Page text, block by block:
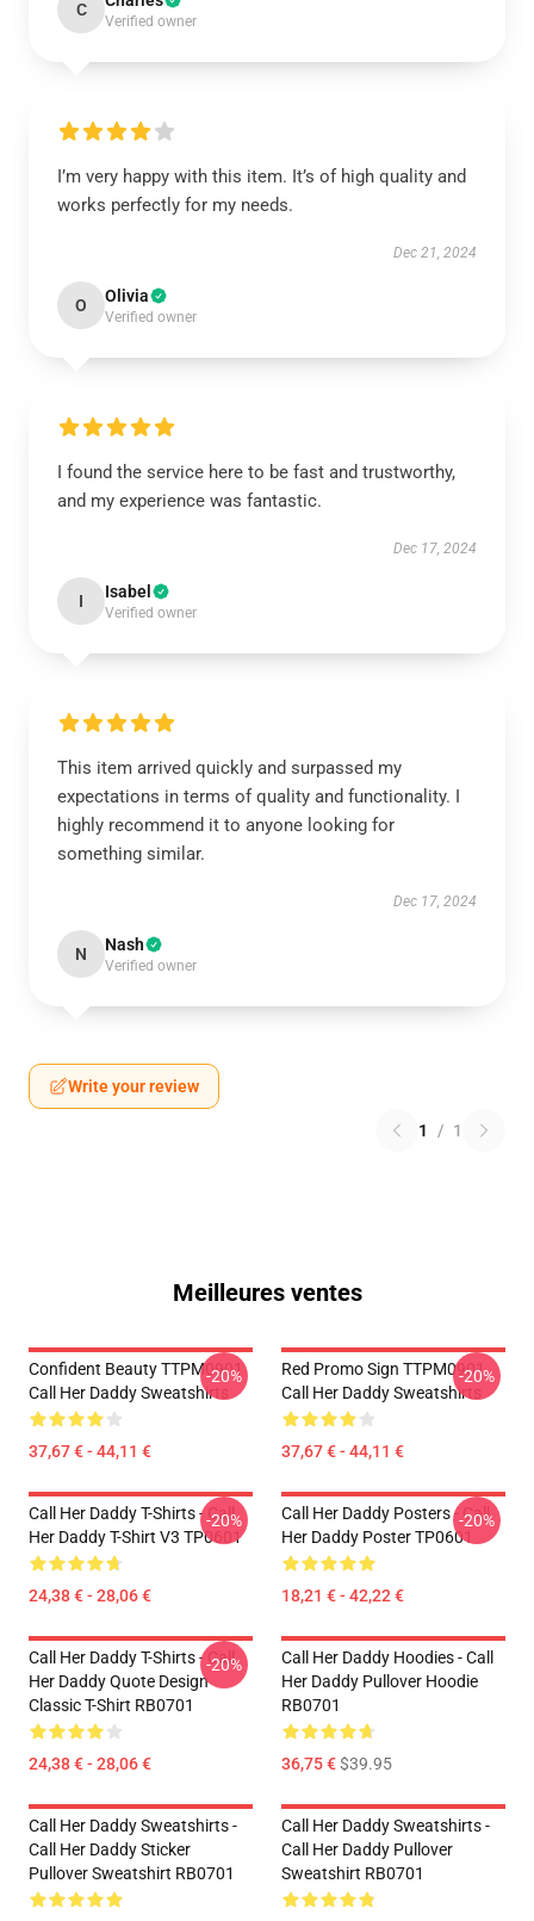
C
Verified owner
I’m very happy with this item. It’s of high quality and
works perfectly for my needs.
Dec 21, 2024
O Olivia
Verified owner
I found the service here to be fast and trustworthy,
and my experience was fantastic.
Dec 17, 2024
I Isabel
Verified owner
This item arrived quickly and surpassed my
expectations in terms of quality and functionality. I
highly recommend it to anyone looking for
something similar.
Dec 17, 2024
N Nash
Verified owner
Write your review
1 / 1
Meilleures ventes
Confident Beauty TTPM0901
Call Her Daddy Sweatshirts
37,67 € - 44,11 €
-20%
Red Promo Sign TTPM0901
Call Her Daddy Sweatshirts
37,67 € - 44,11 €
-20%
Call Her Daddy T-Shirts - Call
Her Daddy T-Shirt V3 TP0601
24,38 € - 28,06 €
-20%
Call Her Daddy Posters - Call
Her Daddy Poster TP0601
18,21 € - 42,22 €
-20%
Call Her Daddy T-Shirts - Call
Her Daddy Quote Design
Classic T-Shirt RB0701
24,38 € - 28,06 €
-20%
Call Her Daddy Hoodies - Call
Her Daddy Pullover Hoodie
RB0701
36,75 €$39.95
Call Her Daddy Sweatshirts -
Call Her Daddy Sticker
Pullover Sweatshirt RB0701
Call Her Daddy Sweatshirts -
Call Her Daddy Pullover
Sweatshirt RB0701